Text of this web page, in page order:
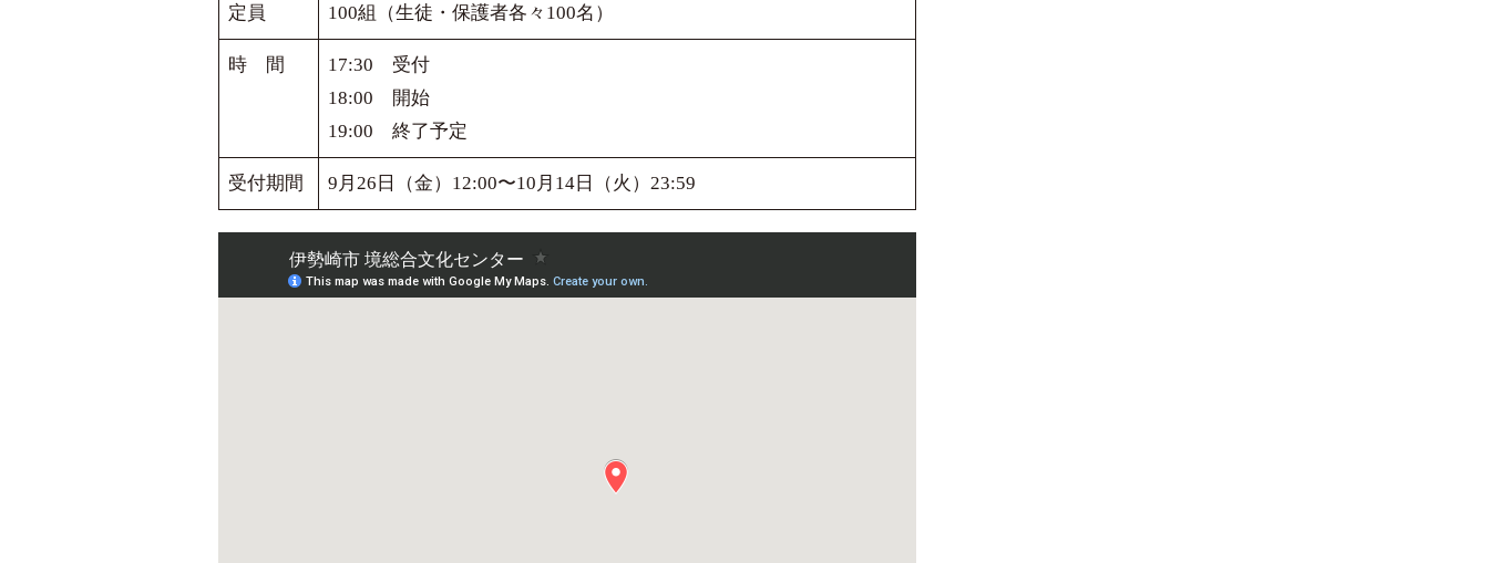
定員 100組（生徒・保護者各々100名）
時 間
17:30 受付
18:00 開始
19:00 終了予定
受付期間 9月26日（金）12:00〜10月14日（火）23:59